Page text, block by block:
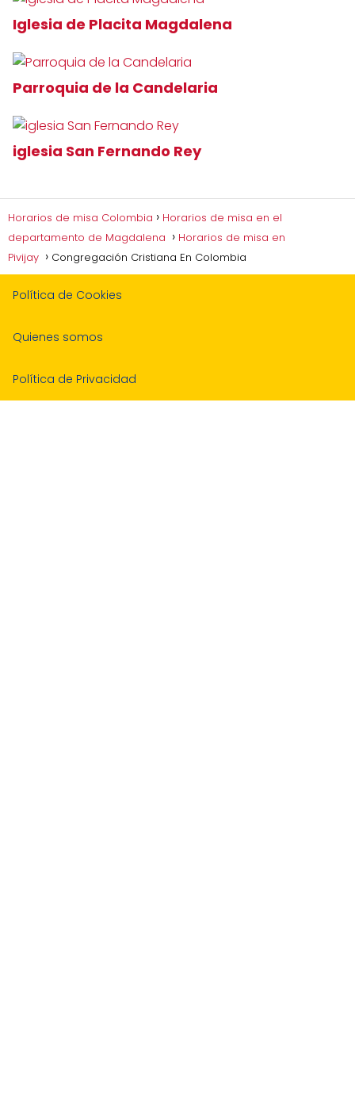
Iglesia de Placita Magdalena
Parroquia de la Candelaria
iglesia San Fernando Rey
Horarios de misa Colombia
Horarios de misa en el
departamento de Magdalena
Horarios de misa en
Pivijay
Congregación Cristiana En Colombia
Política de Cookies
Quienes somos
Política de Privacidad